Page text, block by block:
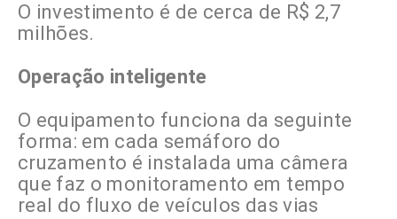
O investimento é de cerca de R$ 2,7
milhões.
Operação inteligente
O equipamento funciona da seguinte
forma: em cada semáforo do
cruzamento é instalada uma câmera
que faz o monitoramento em tempo
real do fluxo de veículos das vias